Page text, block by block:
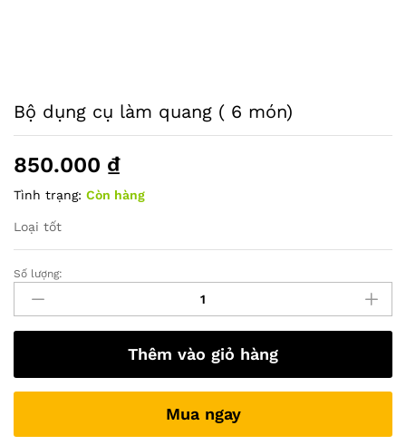
Bộ dụng cụ làm quang ( 6 món)
850.000 ₫
Tình trạng: Còn hàng
Loại tốt
Bộ
dụng
cụ
làm
(
6
quantity
Số lượng:
Thêm vào giỏ hàng
Mua ngay